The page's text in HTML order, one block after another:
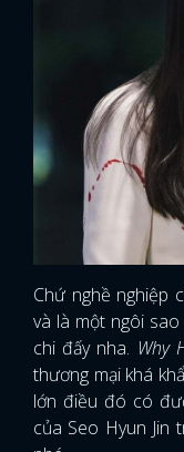
Chứ nghề nghiệp
và là một ngôi
chi đấy nha. Why
thương mại khá
lớn điều đó có
của Seo Hyun Jin